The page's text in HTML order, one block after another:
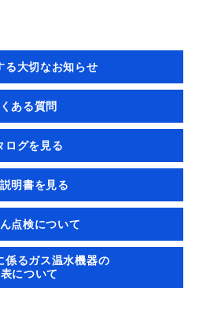
る大切なお知らせ
ある質問
ログを見る
明書を見る
点検について
係るガス温水機器の
について